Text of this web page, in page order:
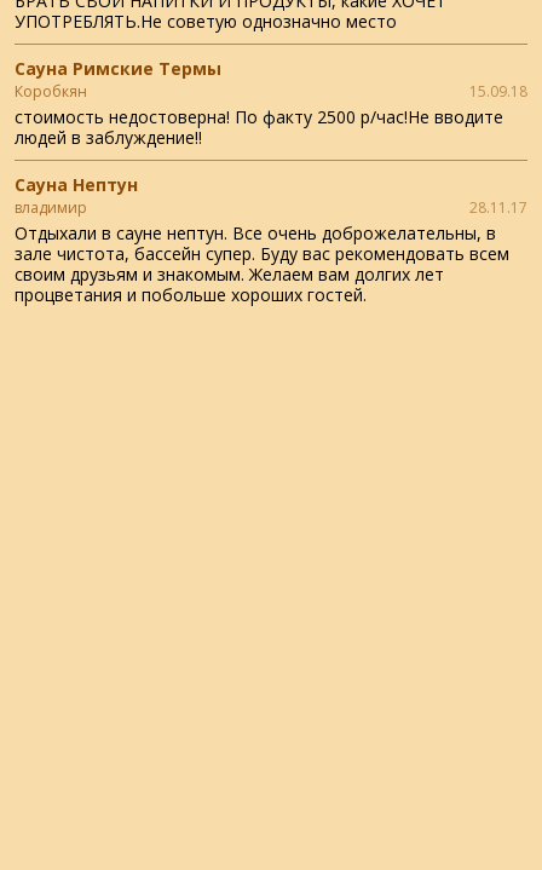
УПОТРЕБЛЯТЬ.Не советую однозначно место
Сауна Римские Термы
Коробкян 15.09.18
стоимость недостоверна! По факту 2500 р/час!Не вводите
людей в заблуждение!!
Сауна Нептун
владимир 28.11.17
Отдыхали в сауне нептун. Все очень доброжелательны, в
зале чистота, бассейн супер. Буду вас рекомендовать всем
своим друзьям и знакомым. Желаем вам долгих лет
процветания и побольше хороших гостей.